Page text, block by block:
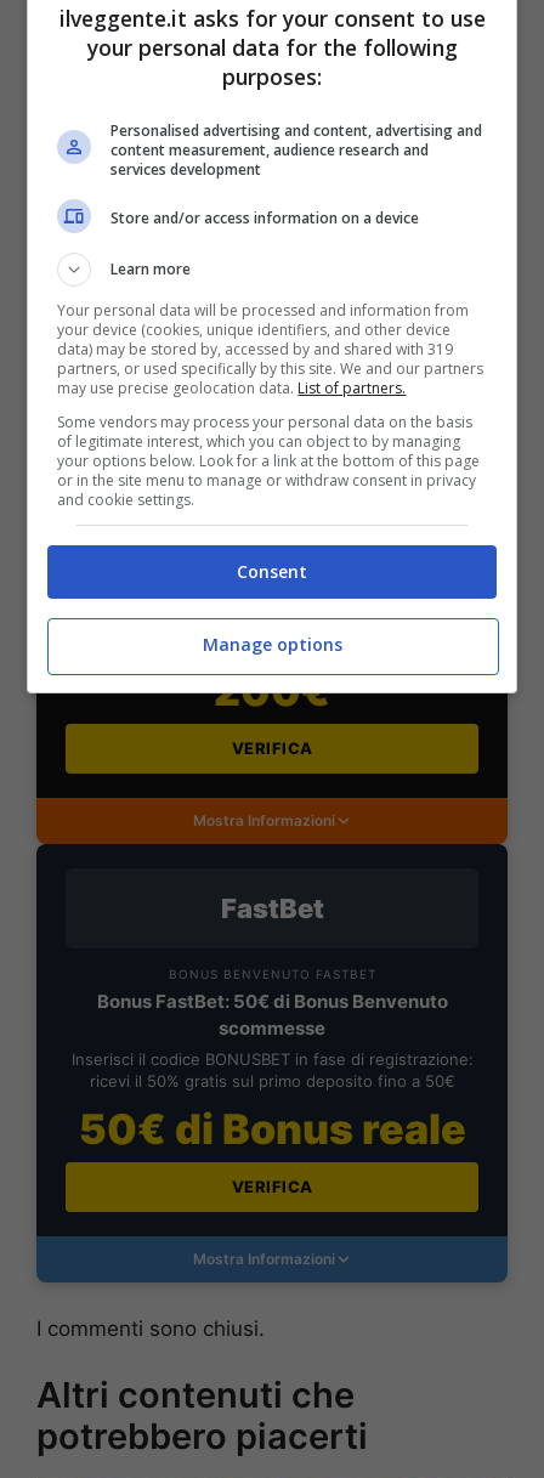
PlanetWin365
BONUS PLANETWIN365: FINO A 2050€
Planetwin365: 2050€ per sport e scommesse
in Bonus Scommesse + 100% fino a 50€ in Bonus
VERIFICA
DAZNBet
Su DaznBet ricevi: 50% fino a 50€ sul primo
versamento+ 5€ a settimana fino a 150€
200€
VERIFICA
Mostra Informazioni
FastBet
BONUS BENVENUTO FASTBET
Bonus FastBet: 50€ di Bonus Benvenuto
scommesse
Inserisci il codice BONUSBET in fase di registrazione:
ricevi il 50% gratis sul primo deposito fino a 50€
50€ di Bonus reale
VERIFICA
Mostra Informazioni
I commenti sono chiusi.
Altri contenuti che
potrebbero piacerti
ilveggente.it asks for your consent to use
your personal data for the following
purposes:
Personalised advertising and content, advertising and
content measurement, audience research and
services development
Store and/or access information on a device
Learn more
Your personal data will be processed and information from
your device (cookies, unique identifiers, and other device
data) may be stored by, accessed by and shared with 319
partners, or used specifically by this site. We and our partners
may use precise geolocation data. List of partners.
Some vendors may process your personal data on the basis
of legitimate interest, which you can object to by managing
your options below. Look for a link at the bottom of this page
or in the site menu to manage or withdraw consent in privacy
and cookie settings.
Consent
Manage options